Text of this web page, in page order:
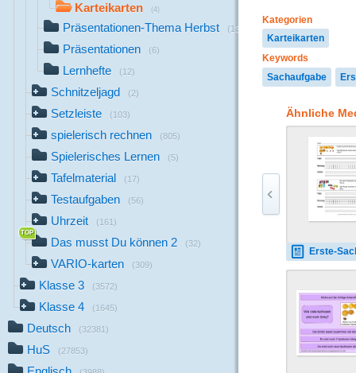
Karteikarten (4)
Präsentationen-Thema Herbst (13)
Präsentationen (6)
Lernhefte (12)
Schnitzeljagd (2)
Setzleiste (103)
spielerisch rechnen (805)
Spielerisches Lernen (5)
Tafelmaterial (17)
Testaufgaben (56)
Uhrzeit (161)
Das musst Du können 2 (32)
VARIO-karten (309)
Klasse 3 (3572)
Klasse 4 (1645)
Deutsch (32381)
HuS (27853)
Kategorien
Karteikarten
Keywords
Sachaufgabe
Ähnliche
Erste-Sachaufgaben-